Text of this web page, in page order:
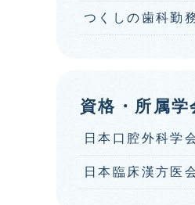
つくしの歯科勤
資格・所属学
日本口腔外科学
日本臨床漢方医